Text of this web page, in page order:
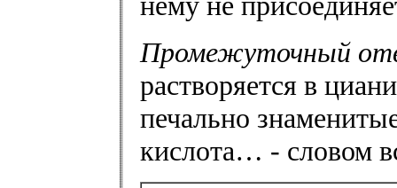
Промежуточный
растворяется в
печально
кислота… - словом